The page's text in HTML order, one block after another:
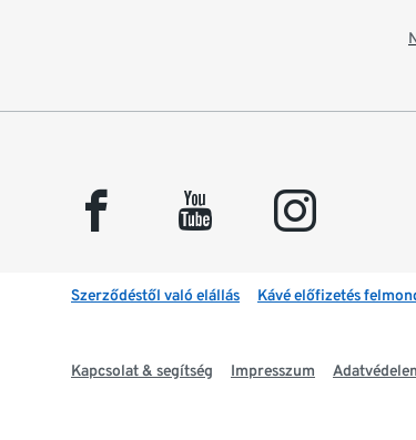
facebook youtube instagram
Szerződéstől való elállás Kávé előfizetés
Kapcsolat & segítség Impresszum